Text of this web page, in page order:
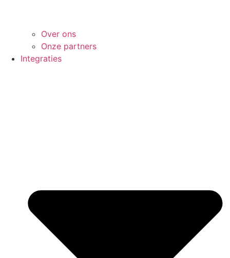
Over ons
Onze partners
Integraties